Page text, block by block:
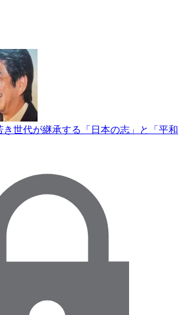
世代が継承する「日本の志」と「平和